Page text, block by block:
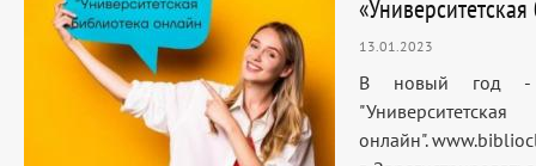
13.01.2023
В новый год -
онлайн".